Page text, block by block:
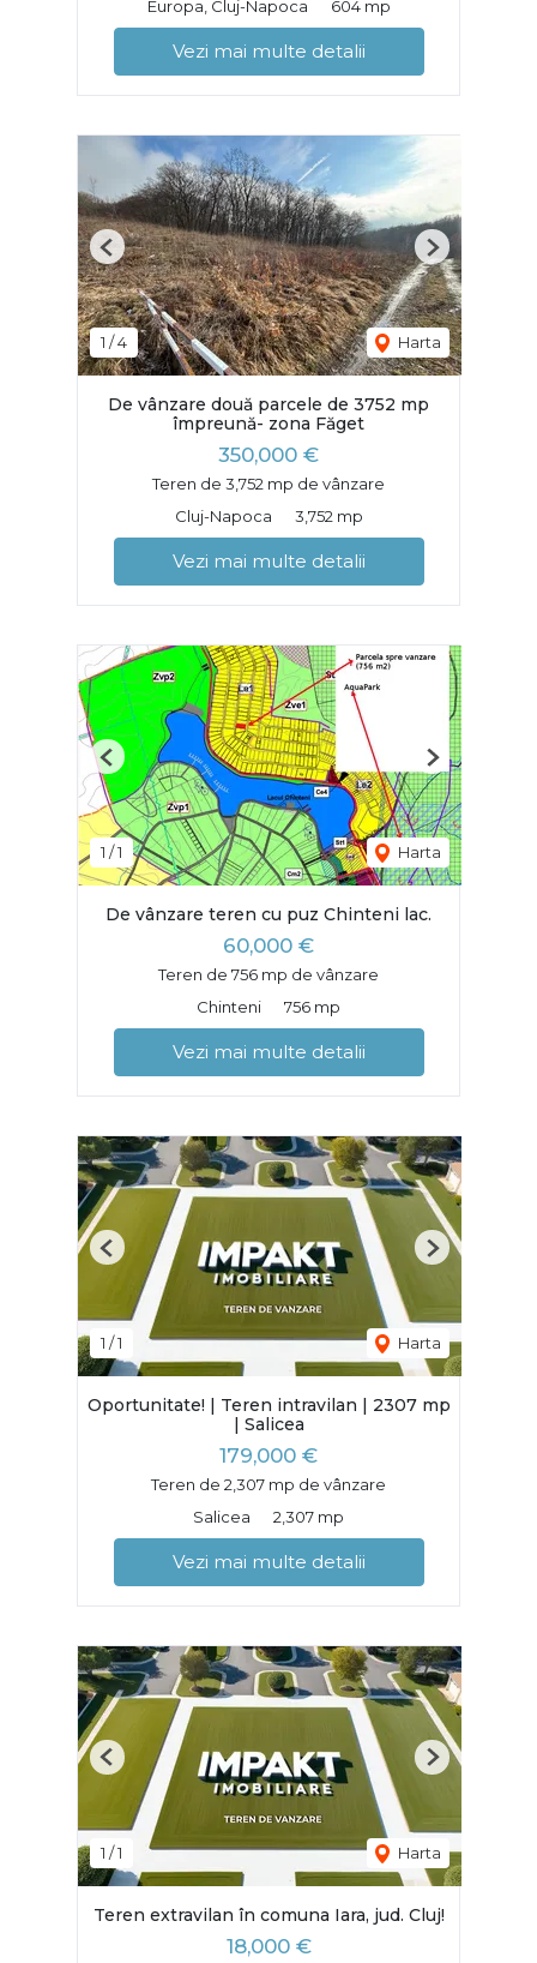
Europa, Cluj-Napoca 604 mp
Vezi mai multe detalii
1 /4 Harta
Previous Next
De vânzare două parcele de 3752 mp
împreună- zona Făget
350,000 €
Teren de 3,752 mp de vânzare
Cluj-Napoca
3,752 mp
Vezi mai multe detalii
1 /1 Harta
Previous Next
De vânzare teren cu puz Chinteni lac.
60,000 €
Teren de 756 mp de vânzare
Chinteni
756 mp
Vezi mai multe detalii
1 /1 Harta
Previous Next
Oportunitate! | Teren intravilan | 2307 mp
| Salicea
179,000 €
Teren de 2,307 mp de vânzare
Salicea
2,307 mp
Vezi mai multe detalii
1 /1 Harta
Previous Next
Teren extravilan în comuna Iara, jud. Cluj!
18,000 €